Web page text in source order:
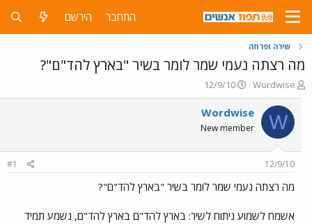
התחבר הירשם
שירה ופרוזה
מה רצתה נעמי שמר לומר בשיר "בארץ להד"ם"?
פ
ו
ת
ח
ה
ו
ש
א
Wordwise
פ
ו
ר
ם
ר
12/9/10
W
Wordwise
New member
12/9/10
#1
מה רצתה נעמי שמר לומר בשיר "בארץ להד"ם"?
אשמח לשמוע ניתוח לשיר: בארץ להד"ם בארץ להד"ם, נשמע תמיד